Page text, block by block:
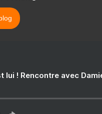
lui ! Rencontre avec